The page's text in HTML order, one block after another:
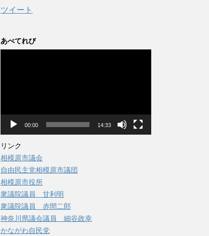
ツイート
あべてれび
ー
00:00 14:33
リンク
相模原市議会
自由民主党相模原市議団
相模原市役所
衆議院議員 甘利明
衆議院議員 赤間二郎
神奈川県議会議員 細谷政幸
かながわ自民党